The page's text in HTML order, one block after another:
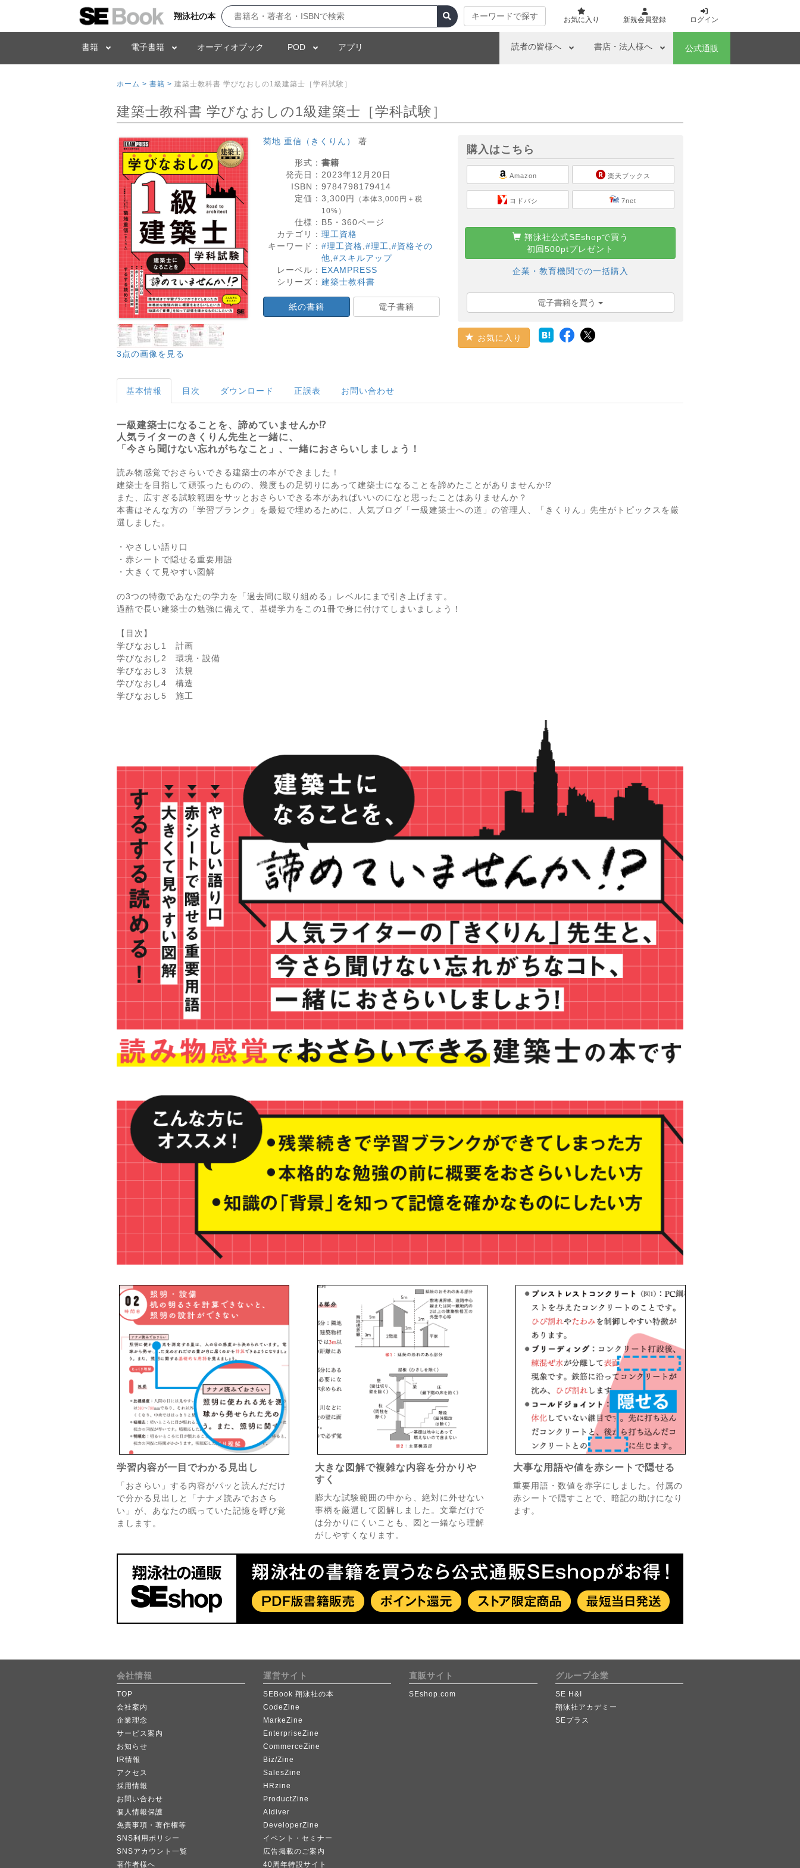
翔泳社の本 キーワードで探す お気に入り 新規会員登録 ログイン
書籍 電子書籍 オーディオブック POD アプリ 読者の皆様へ 書店・法人様へ 公式通販
ホーム > 書籍 > 建築士教科書 学びなおしの1級建築士［学科試験］
建築士教科書 学びなおしの1級建築士［学科試験］
3点の画像を見る
菊地 重信（きくりん） 著
形式： 書籍
発売日： 2023年12月20日
ISBN： 9784798179414
定価： 3,300円
（本体3,000円＋税
10%）
仕様： B5・ 360ページ
カテゴリ： 理工資格
キーワード： #理工資格 #理工 #資格その
他 #スキルアップ
レーベル： EXAMPRESS
シリーズ： 建築士教科書
紙の書籍 電子書籍
購入はこちら
Amazon
ヨドバシ
楽天ブックス
7net
翔泳社公式SEshopで買う
初回500ptプレゼント
企業・教育機関での一括購入
電子書籍を買う
お気に入り
基本情報 目次 ダウンロード 正誤表 お問い合わせ
一級建築士になることを、諦めていませんか⁉
人気ライターのきくりん先生と一緒に、
「今さら聞けない忘れがちなこと」、一緒におさらいしましょう！
読み物感覚でおさらいできる建築士の本ができました！
建築士を目指して頑張ったものの、幾度もの足切りにあって建築士になることを諦めたことがありませんか⁉
また、広すぎる試験範囲をサッとおさらいできる本があればいいのになと思ったことはありませんか？
本書はそんな方の「学習ブランク」を最短で埋めるために、人気ブログ「一級建築士への道」の管理人、「きくりん」先生がトピックスを厳
選しました。
・やさしい語り口
・赤シートで隠せる重要用語
・大きくて見やすい図解
の3つの特徴であなたの学力を「過去問に取り組める」レベルにまで引き上げます。
過酷で長い建築士の勉強に備えて、基礎学力をこの1冊で身に付けてしまいましょう！
【目次】
学びなおし1 計画
学びなおし2 環境・設備
学びなおし3 法規
学びなおし4 構造
学びなおし5 施工
学習内容が一目でわかる見出し
「おさらい」する内容がパッと読んだだけ
で分かる見出しと「ナナメ読みでおさら
い」が、あなたの眠っていた記憶を呼び覚
まします。
大きな図解で複雑な内容を分かりや
すく
膨大な試験範囲の中から、絶対に外せない
事柄を厳選して図解しました。文章だけで
は分かりにくいことも、図と一緒なら理解
がしやすくなります。
大事な用語や値を赤シートで隠せる
重要用語・数値を赤字にしました。付属の
赤シートで隠すことで、暗記の助けになり
ます。
会社情報
TOP
会社案内
企業理念
サービス案内
お知らせ
IR情報
アクセス
採用情報
お問い合わせ
個人情報保護
免責事項・著作権等
SNS利用ポリシー
SNSアカウント一覧
著作者様へ
運営サイト
SEBook 翔泳社の本
CodeZine
MarkeZine
EnterpriseZine
CommerceZine
Biz/Zine
SalesZine
HRzine
ProductZine
AIdiver
DeveloperZine
イベント・セミナー
広告掲載のご案内
40周年特設サイト
直販サイト
SEshop.com
グループ企業
SE H&I
翔泳社アカデミー
SEプラス